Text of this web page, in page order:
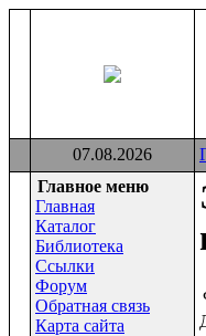
07.08.2026
Главное меню
Главная
Каталог
Библиотека
Ссылки
Форум
Обратная связь
Карта сайта